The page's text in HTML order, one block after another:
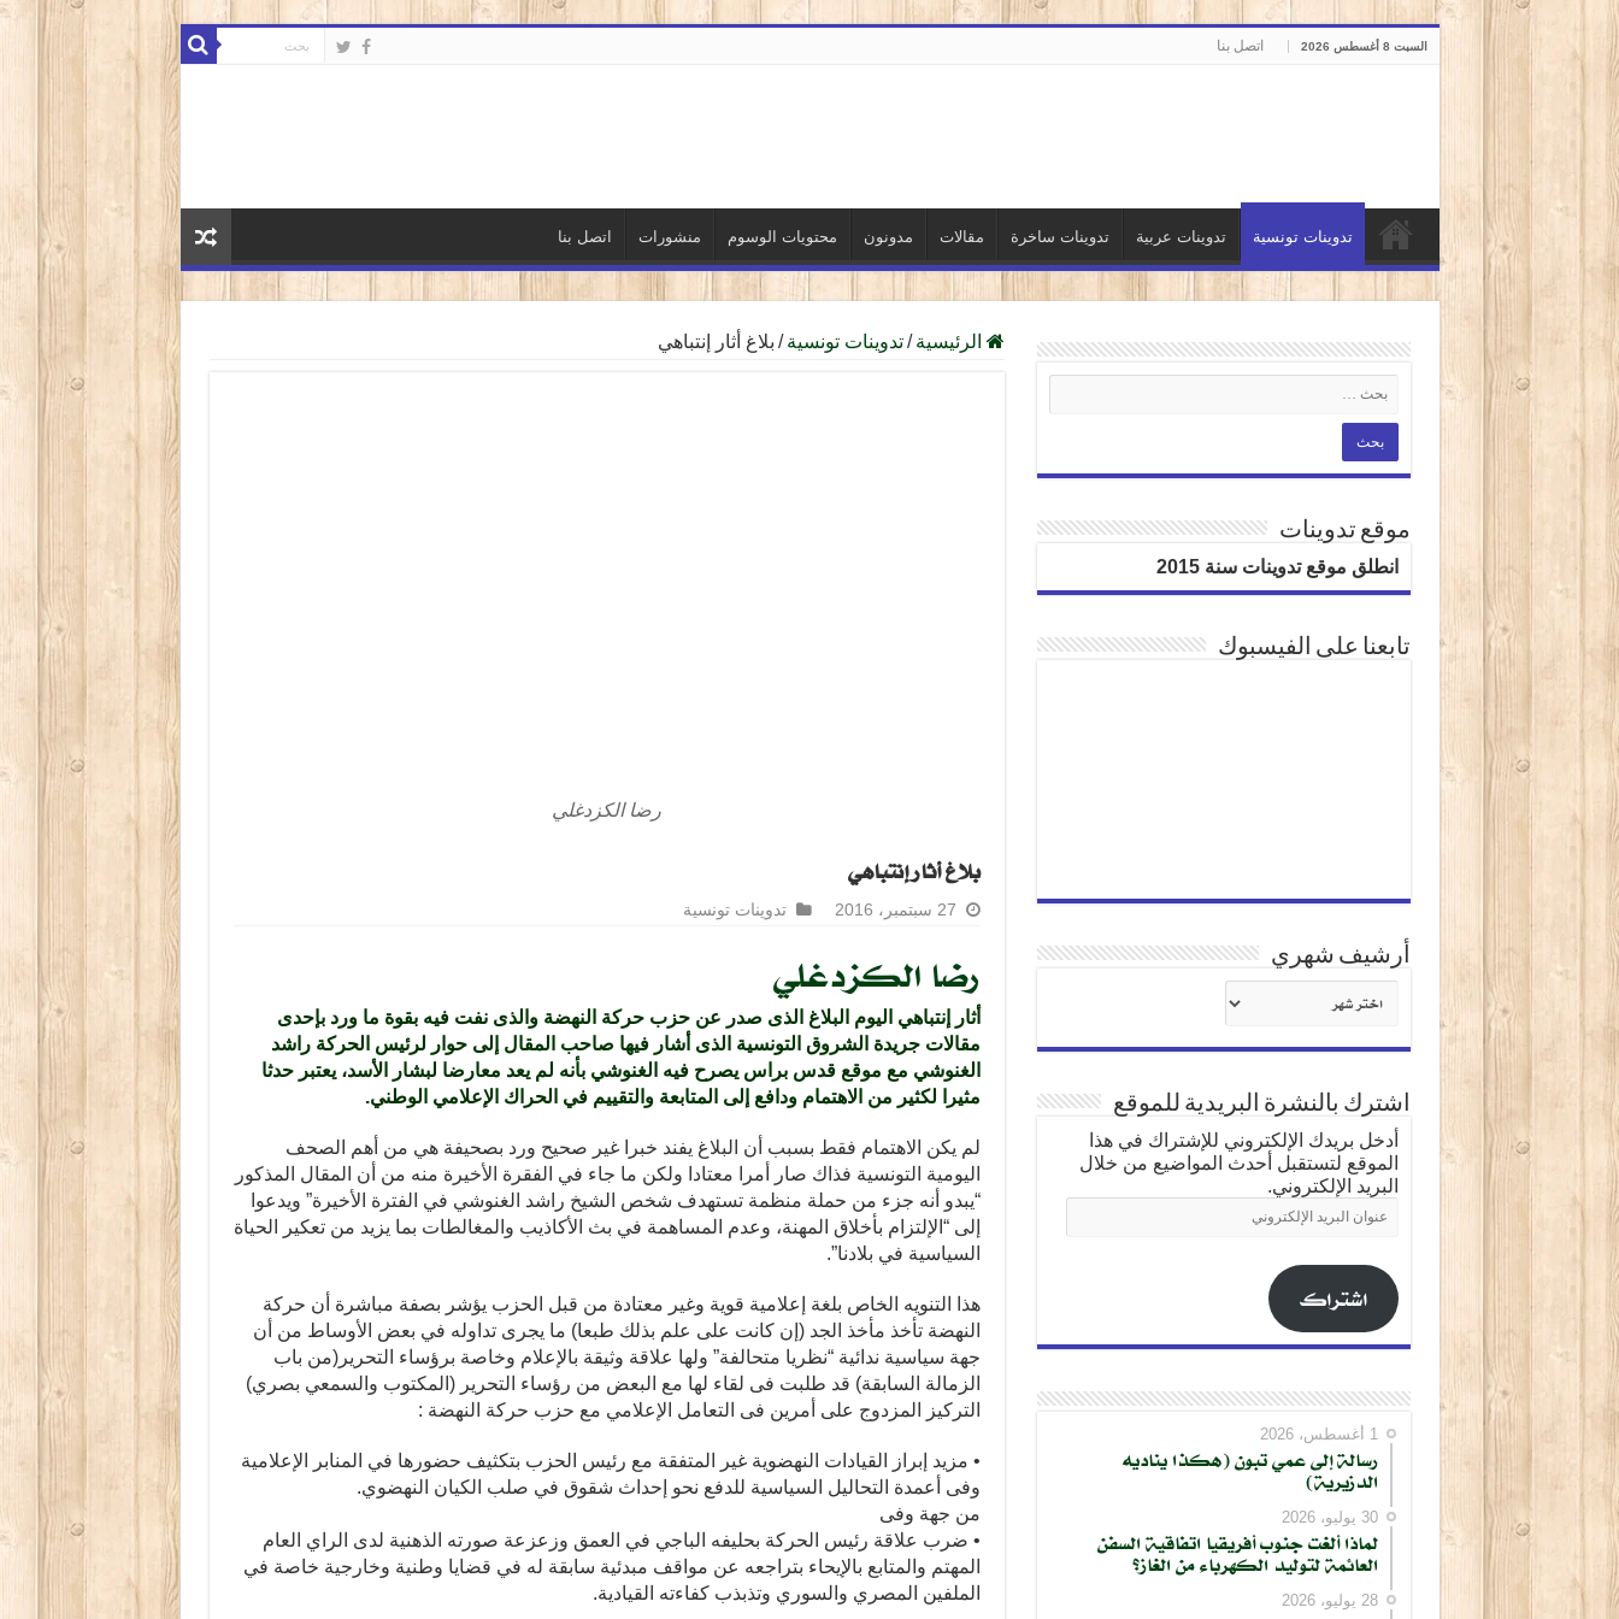
السبت 8 أغسطس 2026 اتصل بنا
تدوينات تونسية تدوينات عربية تدوينات ساخرة مقالات مدونون محتويات الوسوم منشورات اتصل بنا
الرئيسية / تدوينات تونسية / بلاغ أثار إنتباهي
رضا الكزدغلي
بلاغ أثار إنتباهي
27 سبتمبر، 2016 تدوينات تونسية
رضا الكزدغلي
أثار إنتباهي اليوم البلاغ الذى صدر عن حزب حركة النهضة والذى نفت فيه بقوة ما ورد بإحدى
مقالات جريدة الشروق التونسية الذى أشار فيها صاحب المقال إلى حوار لرئيس الحركة راشد
الغنوشي مع موقع قدس براس يصرح فيه الغنوشي بأنه لم يعد معارضا لبشار الأسد، يعتبر حدثا
مثيرا لكثير من الاهتمام ودافع إلى المتابعة والتقييم في الحراك الإعلامي الوطني.
لم يكن الاهتمام فقط بسبب أن البلاغ يفند خبرا غير صحيح ورد بصحيفة هي من أهم الصحف
اليومية التونسية فذاك صار أمرا معتادا ولكن ما جاء في الفقرة الأخيرة منه من أن المقال المذكور
“يبدو أنه جزء من حملة منظمة تستهدف شخص الشيخ راشد الغنوشي في الفترة الأخيرة” ويدعوا
إلى “الإلتزام بأخلاق المهنة، وعدم المساهمة في بث الأكاذيب والمغالطات بما يزيد من تعكير الحياة
السياسية في بلادنا”.
هذا التنويه الخاص بلغة إعلامية قوية وغير معتادة من قبل الحزب يؤشر بصفة مباشرة أن حركة
النهضة تأخذ مأخذ الجد (إن كانت على علم بذلك طبعا) ما يجرى تداوله في بعض الأوساط من أن
جهة سياسية ندائية “نظريا متحالفة” ولها علاقة وثيقة بالإعلام وخاصة برؤساء التحرير(من باب
الزمالة السابقة) قد طلبت فى لقاء لها مع البعض من رؤساء التحرير (المكتوب والسمعي بصري)
التركيز المزدوج على أمرين فى التعامل الإعلامي مع حزب حركة النهضة :
• مزيد إبراز القيادات النهضوية غير المتفقة مع رئيس الحزب بتكثيف حضورها في المنابر الإعلامية
وفى أعمدة التحاليل السياسية للدفع نحو إحداث شقوق في صلب الكيان النهضوي.
من جهة وفى
• ضرب علاقة رئيس الحركة بحليفه الباجي في العمق وزعزعة صورته الذهنية لدى الراي العام
المهتم والمتابع بالإيحاء بتراجعه عن مواقف مبدئية سابقة له في قضايا وطنية وخارجية خاصة في
الملفين المصري والسوري وتذبذب كفاءته القيادية.
موقع تدوينات
انطلق موقع تدوينات سنة 2015
تابعنا على الفيسبوك
أرشيف شهري
شهري
اشترك بالنشرة البريدية للموقع
أدخل بريدك الإلكتروني للإشتراك في هذا
الموقع لتستقبل أحدث المواضيع من خلال
البريد الإلكتروني.
عنوان
البريد
اشتراك
1 أغسطس، 2026
رسالة إلى عمي تبون (هكذا يناديه
الدزيرية)
30 يوليو، 2026
لماذا ألغت جنوب أفريقيا اتفاقية السفن
العائمة لتوليد الكهرباء من الغاز؟
28 يوليو، 2026